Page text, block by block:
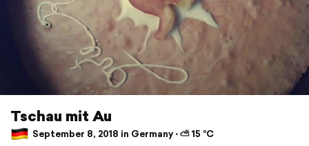
Tschau mit Au
September 8, 2018 in Germany ⋅ ⛅ 15 °C